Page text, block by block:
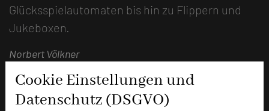
Cookie Einstellungen und
Datenschutz (DSGVO)
Glücksspielautomaten bis hin zu Flippern und
Jukeboxen.
Norbert Völkner